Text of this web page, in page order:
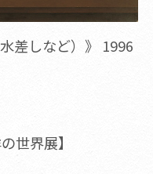
差しなど）》 1996
世界展】